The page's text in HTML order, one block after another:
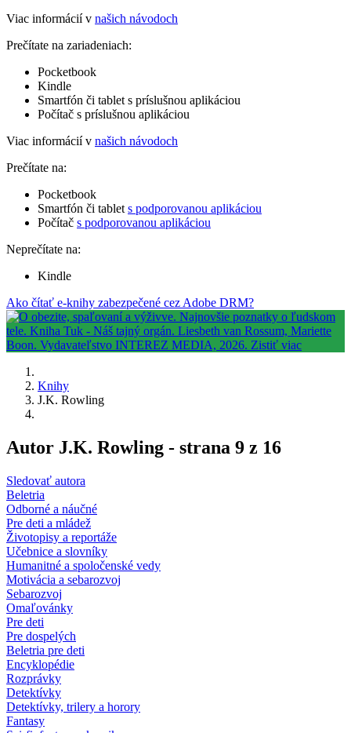
Viac informácií v našich návodoch
Prečítate na zariadeniach:
Pocketbook
Kindle
Smartfón či tablet s príslušnou aplikáciou
Počítač s príslušnou aplikáciou
Viac informácií v našich návodoch
Prečítate na:
Pocketbook
Smartfón či tablet s podporovanou aplikáciou
Počítač s podporovanou aplikáciou
Neprečítate na:
Kindle
Ako čítať e-knihy zabezpečené cez Adobe DRM?
Knihy
J.K. Rowling
Autor J.K. Rowling - strana 9 z 16
Sledovať autora
Beletria
Odborné a náučné
Pre deti a mládež
Životopisy a reportáže
Učebnice a slovníky
Humanitné a spoločenské vedy
Motivácia a sebarozvoj
Sebarozvoj
Omaľovánky
Pre deti
Pre dospelých
Beletria pre deti
Encyklopédie
Rozprávky
Detektívky
Detektívky, trilery a horory
Fantasy